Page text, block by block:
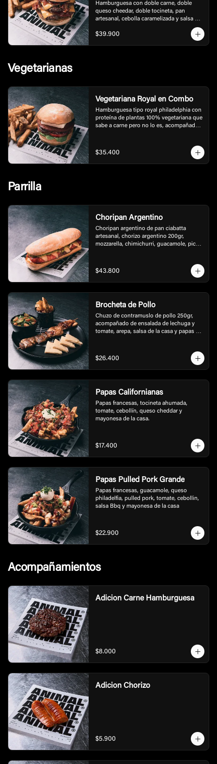
Hamburguesa con doble carne, doble
queso cheedar, doble tocineta, pan
artesanal, cebolla caramelizada y salsa
$39.900
Vegetarianas
Vegetariana Royal en Combo
Hamburguesa tipo royal philadelphia con
proteína de plantas 100% vegetariana que
sabe a carne pero no lo es, acompañada
$35.400
Parrilla
Choripan Argentino
Choripan argentino de pan ciabatta
artesanal, chorizo argentino 200gr,
mozzarella, chimichurri, guacamole, pico
$43.800
Brocheta de Pollo
Chuzo de contramuslo de pollo 250gr,
acompañado de ensalada de lechuga y
tomate, arepa, salsa de la casa y papas a
$26.400
Papas Californianas
Papas francesas, tocineta ahumada,
tomate, cebollín, queso cheddar y
mayonesa de la casa.
$17.400
Papas Pulled Pork Grande
Papas francesas, guacamole, queso
philadelfia, pulled pork, tomate, cebollin,
salsa Bbq y mayonesa de la casa
$22.900
Acompañamientos
Adicion Carne Hamburguesa
$8.000
Adicion Chorizo
$5.900